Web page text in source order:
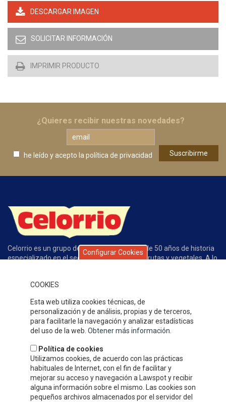
Configurar Cookies
COOKIES
Esta web utiliza cookies técnicas, de
personalización y de análisis, propias y de terceros,
para facilitarle la navegación y analizar estadísticas
del uso de la web. Obtener más información
Política de cookies
Utilizamos cookies, de acuerdo con las prácticas
habituales de Internet, con el fin de facilitar y
mejorar su acceso y navegación a Lawspot y recibir
alguna información sobre el mismo. Las cookies son
pequeños archivos almacenados por el servidor del
DESCARGAR IMAGEN
SOLICITAR INFORMACIÓN
IMPRIMIR PRODUCTO
¿Quieres recibir nuestras novedades?
he leído y acepto la política de privacidad
Celorrio es un grupo de empresas con más de 50 años de historia
especializado en el sector de conservas de frutas y vegetales. A lo
permitido que gocemos de un gran prestigio y reconocimiento en
DÓNDE ESTAMOS